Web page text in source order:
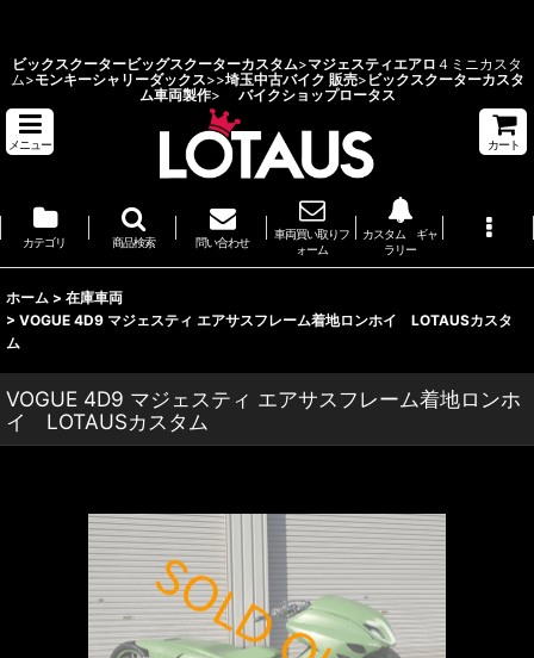
ビックスクータービッグスクーターカスタム>マジェスティエアロ ４ミニカスタ
ム>モンキーシャリーダックス>>埼玉中古バイク 販売> ビックスクーターカスタ
ム車両製作> バイクショップロータス
メニュー カート
カテゴリ 商品検索 問い合わせ
車両買い取りフ
ォーム
カスタム ギャ
ラリー
ホーム > 在庫車両
> VOGUE 4D9 マジェスティ エアサスフレーム着地ロンホイ LOTAUSカスタ
ム
VOGUE 4D9 マジェスティ エアサスフレーム着地ロンホ
イ LOTAUSカスタム